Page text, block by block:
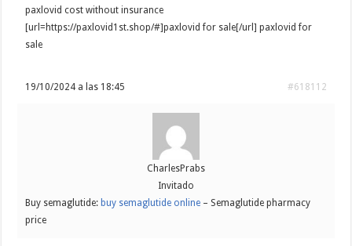
paxlovid cost without insurance
[url=https://paxlovid1st.shop/#]paxlovid for sale[/url] paxlovid for
sale
19/10/2024 a las 18:45 #618112
CharlesPrabs
Invitado
Buy semaglutide: buy semaglutide online – Semaglutide pharmacy
price